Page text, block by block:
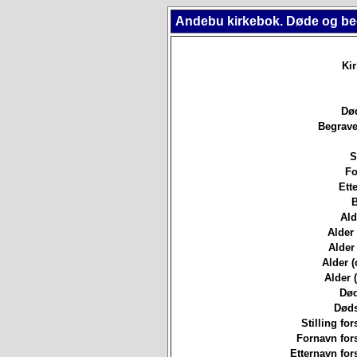
Andebu kirkebok. Døde og
Alder
Alder
Alder
Alder
Stilling
Fornavn
Etternavn